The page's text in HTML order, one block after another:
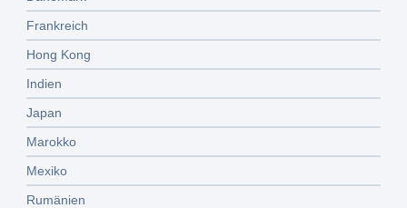
Frankreich
Hong Kong
Indien
Japan
Marokko
Mexiko
Rumänien